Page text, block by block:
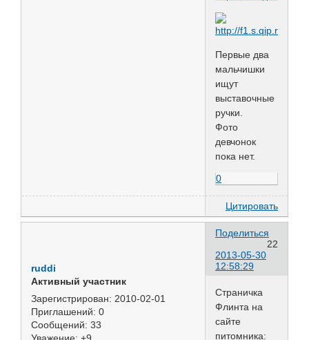
Первые два
мальчишки
ищут
выставочные
ручки.
Фото
девчонок
пока нет.
0
Цитировать
Поделиться
22
2013-05-30
12:58:29
ruddi
Активный участник
Зарегистрирован: 2010-02-01
Приглашений: 0
Сообщений: 33
Страничка
Флинта на
сайте
питомника: